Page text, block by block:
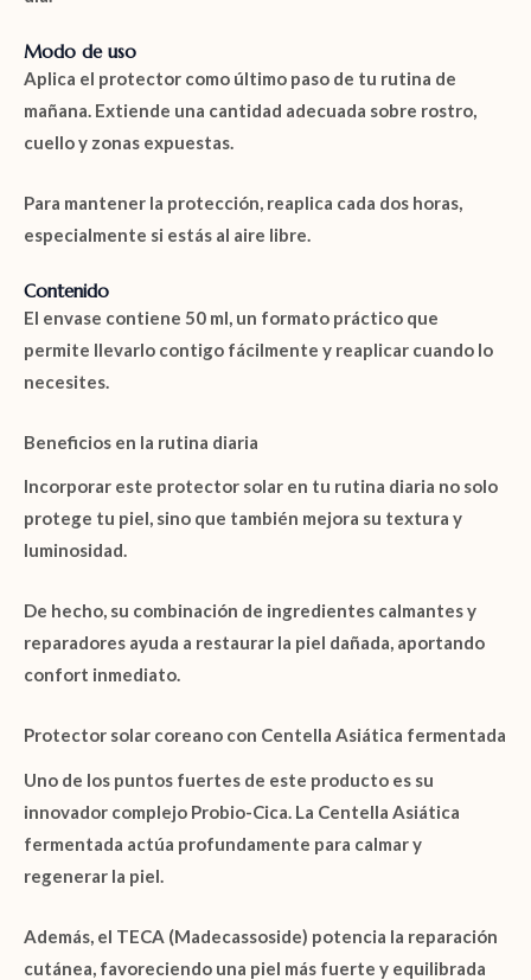
Modo de uso
Aplica el protector como último paso de tu rutina de
mañana. Extiende una cantidad adecuada sobre rostro,
cuello y zonas expuestas.
Para mantener la protección, reaplica cada dos horas,
especialmente si estás al aire libre.
Contenido
El envase contiene 50 ml, un formato práctico que
permite llevarlo contigo fácilmente y reaplicar cuando lo
necesites.
Beneficios en la rutina diaria
Incorporar este protector solar en tu rutina diaria no solo
protege tu piel, sino que también mejora su textura y
luminosidad.
De hecho, su combinación de ingredientes calmantes y
reparadores ayuda a restaurar la piel dañada, aportando
confort inmediato.
Protector solar coreano con Centella Asiática fermentada
Uno de los puntos fuertes de este producto es su
innovador complejo Probio-Cica. La Centella Asiática
fermentada actúa profundamente para calmar y
regenerar la piel.
Además, el TECA (Madecassoside) potencia la reparación
cutánea, favoreciendo una piel más fuerte y equilibrada